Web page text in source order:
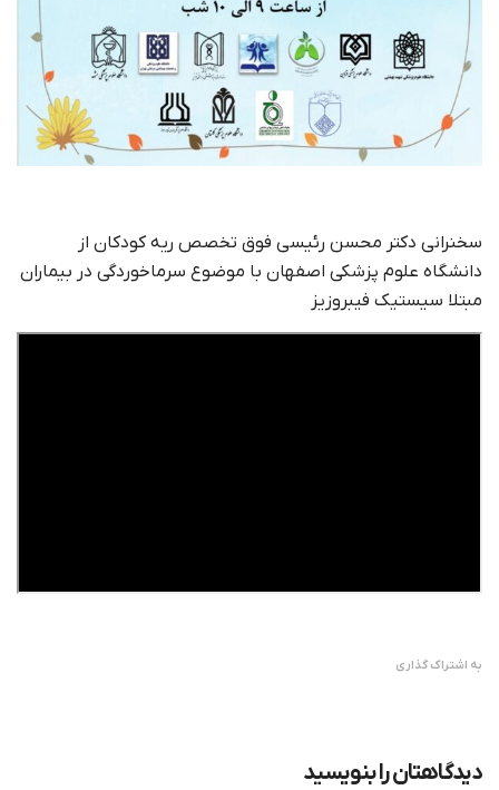
سخنرانی دکتر محسن رئیسی فوق تخصص ریه کودکان از
دانشگاه علوم پزشکی اصفهان با موضوع سرماخوردگی در بیماران
مبتلا سیستیک فیبروزیز
به اشتراک گذاری
دیدگاهتان را بنویسید